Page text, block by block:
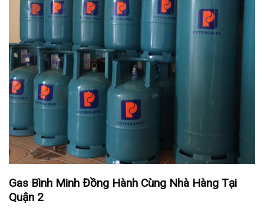
Gas Bình Minh Đồng Hành Cùng Nhà Hàng Tại
Quận 2